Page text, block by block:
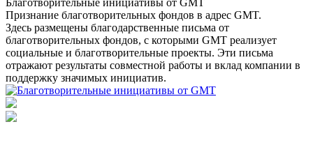
Благотворительные инициативы от GMT
Признание благотворительных фондов в адрес GMT.
Здесь размещены благодарственные письма от
благотворительных фондов, с которыми GMT реализует
социальные и благотворительные проекты. Эти письма
отражают результаты совместной работы и вклад компании в
поддержку значимых инициатив.